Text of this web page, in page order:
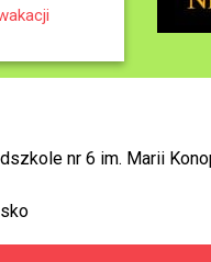
nr 6 im. Marii